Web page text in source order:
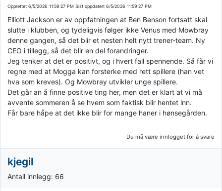
Opprettet 6/5/2026 11:59:27 PM Sist oppdatert 6/5/2026 11:59:27 PM
Elliott Jackson er av oppfatningen at Ben Benson fortsatt skal
slutte i klubben, og tydeligvis følger ikke Venus med Mowbray
denne gangen, så det blir et nesten helt nytt trener-team. Ny
CEO i tillegg, så det blir en del forandringer.
Jeg tenker at det er positivt, og i hvert fall spennende. Så får vi
regne med at Mogga kan forsterke med rett spillere (han vet
hva som kreves). Og Mowbray utvikler unge spillere.
Det går an å finne positive ting her, men det er klart at vi må
avvente sommeren å se hvem som faktisk blir hentet inn.
Får bare håpe at det ikke blir for mange haner i hønsegården.
Du må være innlogget for å svare
kjegil
Antall innlegg: 66